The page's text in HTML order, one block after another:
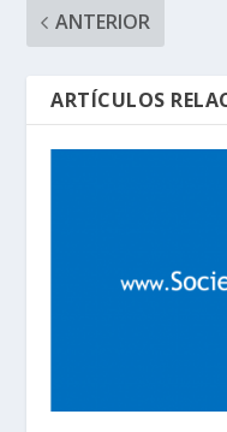
ANTERIOR
ARTÍCULOS